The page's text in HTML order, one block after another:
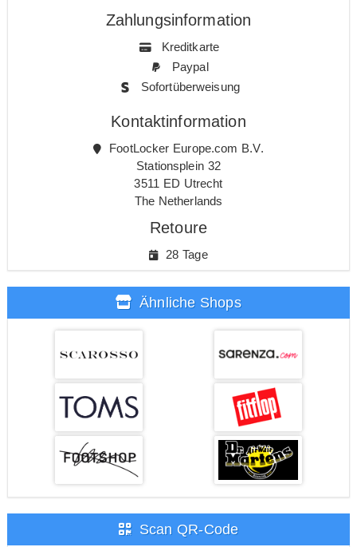
Zahlungsinformation
Kreditkarte
Paypal
Sofortüberweisung
Kontaktinformation
FootLocker Europe.com B.V.
Stationsplein 32
3511 ED Utrecht
The Netherlands
Retoure
28 Tage
Ähnliche Shops
Scan QR-Code